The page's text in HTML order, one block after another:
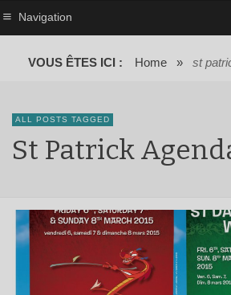
Navigation
VOUS ÊTES ICI : Home » st
ALL POSTS TAGGED
St Patrick